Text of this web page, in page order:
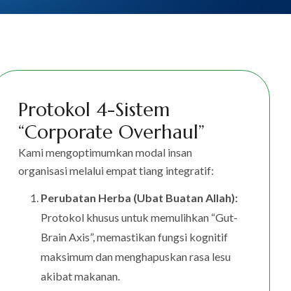
Protokol 4-Sistem
“Corporate Overhaul”
Kami mengoptimumkan modal insan
organisasi melalui empat tiang integratif:
Perubatan Herba (Ubat Buatan Allah):
Protokol khusus untuk memulihkan “Gut-
Brain Axis”, memastikan fungsi kognitif
maksimum dan menghapuskan rasa lesu
akibat makanan.